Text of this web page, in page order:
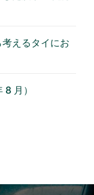
えるタイにお
月）